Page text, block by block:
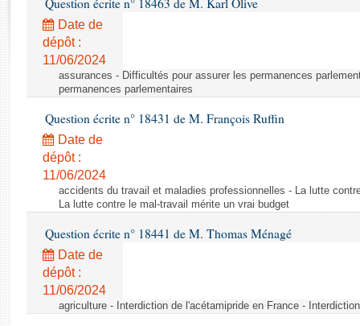
Rapports d'enquête
Rapports législatifs
Rapports sur l'application des lois
Baromètre de l’application des lois
Budget et sécurité sociale
Questions écrites et orales
Comptes rendus des débats
Question écrite n° 18463 de M. Karl Olive
Date de
dépôt :
11/06/2024
assurances - Difficultés pour assurer les permanences
permanences parlementaires
Question écrite n° 18431 de M. François Ruffin
Date de
dépôt :
11/06/2024
accidents du travail et maladies professionnelles - La lutte
La lutte contre le mal-travail mérite un vrai budget
Question écrite n° 18441 de M. Thomas Ménagé
Date de
dépôt :
11/06/2024
agriculture - Interdiction de l'acétamipride en France -